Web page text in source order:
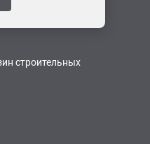
строительных